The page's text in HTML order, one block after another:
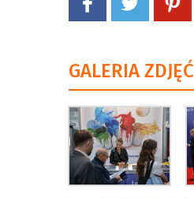
GALERIA ZDJĘĆ